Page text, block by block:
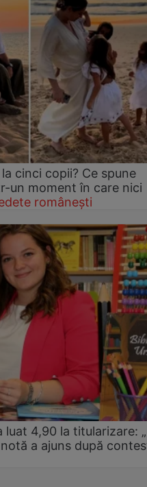
cinci copii? Ce spune
un moment în care nici
românești
luat 4,90 la titularizare:
a ajuns după